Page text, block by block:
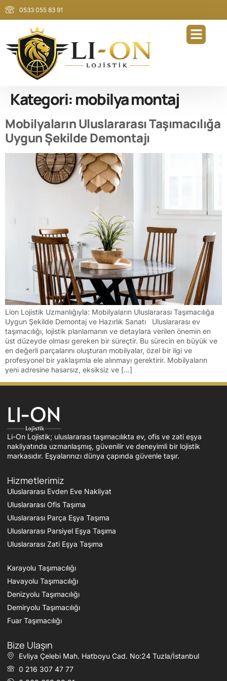
0533 055 83 91
Kategori:mobilya montaj
Mobilyaların Uluslararası Taşımacılığa
Uygun Şekilde Demontajı
Lion Lojistik Uzmanlığıyla: Mobilyaların Uluslararası Taşımacılığa
Uygun Şekilde Demontaj ve Hazırlık Sanatı Uluslararası ev
taşımacılığı, lojistik planlamanın ve detaylara verilen önemin en
üst düzeyde olması gereken bir süreçtir. Bu sürecin en büyük ve
en değerli parçalarını oluşturan mobilyalar, özel bir ilgi ve
profesyonel bir yaklaşımla ele alınmayı gerektirir. Mobilyaların
yeni adresine hasarsız, eksiksiz ve […]
Li-On Lojistik; uluslararası taşımacılıkta ev, ofis ve zati eşya
nakliyatında uzmanlaşmış, güvenilir ve deneyimli bir lojistik
markasıdır. Eşyalarınızı dünya çapında güvenle taşır.
Hizmetlerimiz
Uluslararası Evden Eve Nakliyat
Uluslararası Ofis Taşıma
Uluslararası Parça Eşya Taşıma
Uluslararası Parsiyel Eşya Taşıma
Uluslararası Zati Eşya Taşıma
Karayolu Taşımacılığı
Havayolu Taşımacılığı
Denizyolu Taşımacılığı
Demiryolu Taşımacılığı
Fuar Taşımacılığı
Bize Ulaşın
Evliya Çelebi Mah. Hatboyu Cad. No:24 Tuzla/İstanbul
0 216 307 47 77